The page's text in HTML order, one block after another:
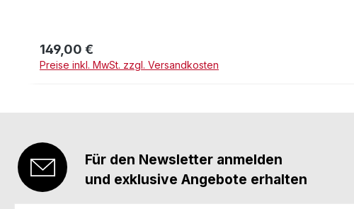
Regulärer Preis:
149,00 €
Preise inkl. MwSt. zzgl. Versandkosten
Für den Newsletter anmelden
und exklusive Angebote erhalten